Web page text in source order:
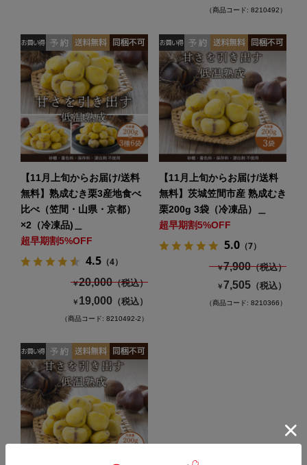
（商品コード: 8210492）
【11月上旬からお届け/送料
無料】熟成むき栗3産地食べ
比べ（笠間・山県・京都）
×2（冷凍品)＿
超早期割5%OFF
4.5（4）
￥20,000（税込）
￥ 19,000 （税込）
（商品コード: 8210492-2）
【11月上旬からお届け/送料
無料】茨城笠間市産 熟成むき
栗200g 3袋（冷凍品）＿
超早期割5%OFF
5.0（7）
￥7,900（税込）
￥7,505 （税込）
（商品コード: 8210366）